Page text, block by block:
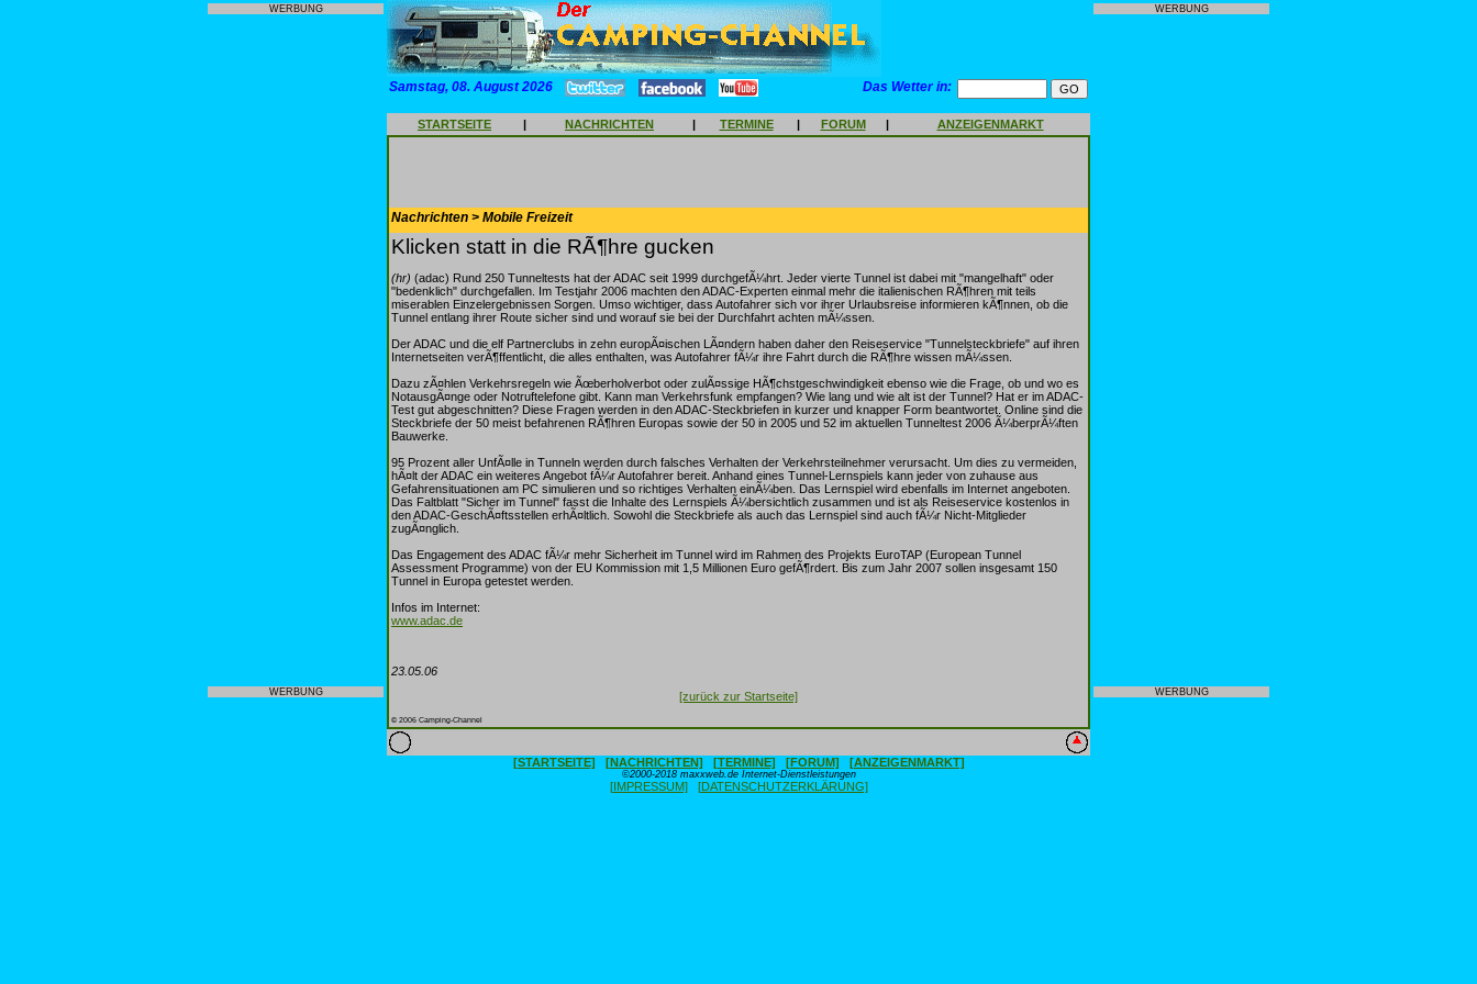
WERBUNG
WERBUNG
Samstag, 08. August 2026 Das Wetter in:
STARTSEITE | NACHRICHTEN | TERMINE | FORUM | ANZEIGENMARKT
Nachrichten > Mobile Freizeit
Klicken statt in die RÃ¶hre gucken
(hr) (adac) Rund 250 Tunneltests hat der ADAC seit 1999 durchgefÃ¼hrt. Jeder vierte Tunnel ist dabei mit "mangelhaft" oder
"bedenklich" durchgefallen. Im Testjahr 2006 machten den ADAC-Experten einmal mehr die italienischen RÃ¶hren mit teils
miserablen Einzelergebnissen Sorgen. Umso wichtiger, dass Autofahrer sich vor ihrer Urlaubsreise informieren kÃ¶nnen, ob die
Tunnel entlang ihrer Route sicher sind und worauf sie bei der Durchfahrt achten mÃ¼ssen.
Der ADAC und die elf Partnerclubs in zehn europÃ¤ischen LÃ¤ndern haben daher den Reiseservice "Tunnelsteckbriefe" auf ihren
Internetseiten verÃ¶ffentlicht, die alles enthalten, was Autofahrer fÃ¼r ihre Fahrt durch die RÃ¶hre wissen mÃ¼ssen.
Dazu zÃ¤hlen Verkehrsregeln wie Ãœberholverbot oder zulÃ¤ssige HÃ¶chstgeschwindigkeit ebenso wie die Frage, ob und wo es
NotausgÃ¤nge oder Notruftelefone gibt. Kann man Verkehrsfunk empfangen? Wie lang und wie alt ist der Tunnel? Hat er im ADAC-
Test gut abgeschnitten? Diese Fragen werden in den ADAC-Steckbriefen in kurzer und knapper Form beantwortet. Online sind die
Steckbriefe der 50 meist befahrenen RÃ¶hren Europas sowie der 50 in 2005 und 52 im aktuellen Tunneltest 2006 Ã¼berprÃ¼ften
Bauwerke.
95 Prozent aller UnfÃ¤lle in Tunneln werden durch falsches Verhalten der Verkehrsteilnehmer verursacht. Um dies zu vermeiden,
hÃ¤lt der ADAC ein weiteres Angebot fÃ¼r Autofahrer bereit. Anhand eines Tunnel-Lernspiels kann jeder von zuhause aus
Gefahrensituationen am PC simulieren und so richtiges Verhalten einÃ¼ben. Das Lernspiel wird ebenfalls im Internet angeboten.
Das Faltblatt "Sicher im Tunnel" fasst die Inhalte des Lernspiels Ã¼bersichtlich zusammen und ist als Reiseservice kostenlos in
den ADAC-GeschÃ¤ftsstellen erhÃ¤ltlich. Sowohl die Steckbriefe als auch das Lernspiel sind auch fÃ¼r Nicht-Mitglieder
zugÃ¤nglich.
Das Engagement des ADAC fÃ¼r mehr Sicherheit im Tunnel wird im Rahmen des Projekts EuroTAP (European Tunnel
Assessment Programme) von der EU Kommission mit 1,5 Millionen Euro gefÃ¶rdert. Bis zum Jahr 2007 sollen insgesamt 150
Tunnel in Europa getestet werden.
Infos im Internet:
www.adac.de
23.05.06
[zurück zur Startseite]
© 2006 Camping-Channel
[STARTSEITE] [NACHRICHTEN] [TERMINE] [FORUM] [ANZEIGENMARKT]
©2000-2018 maxxweb.de Internet-Dienstleistungen
[IMPRESSUM] [DATENSCHUTZERKLÄRUNG]
WERBUNG
WERBUNG